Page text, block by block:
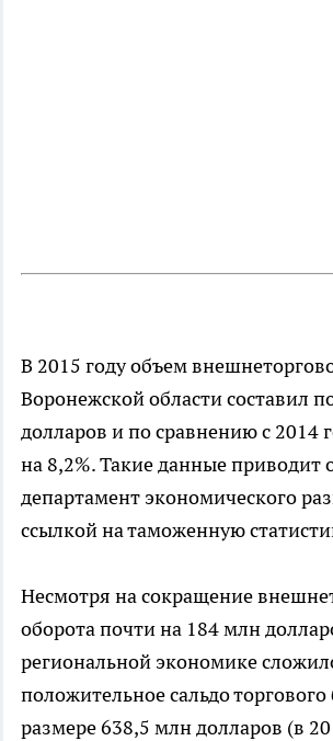
В 2015 году объем
Воронежской области составил
долларов и по сравнению с 2014
на 8,2%. Такие данные приводит
департамент экономического
ссылкой на таможенную
Несмотря на сокращение
оборота почти на 184 млн
региональной экономике
положительное сальдо торгового
размере 638,5 млн долларов (в